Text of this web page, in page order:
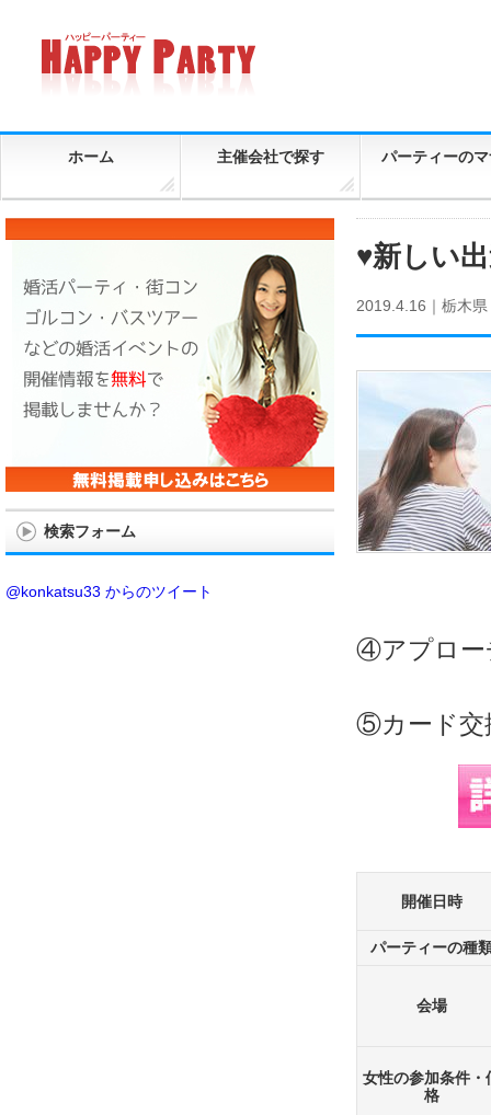
ホーム 主催会社で探す パーティーの
♥新しい
2019.4.16｜ 栃木県
④アプロー
⑤カード交
開催日時
パーティーの種
会場
女性の参加条件・
格
検索フォーム
@konkatsu33 からのツイート